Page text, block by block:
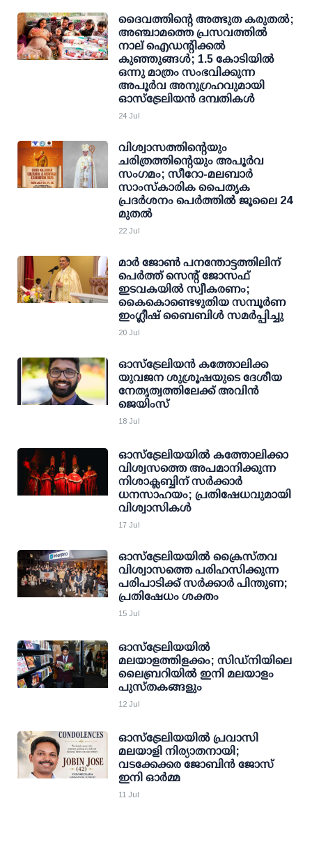
ദൈവത്തിന്റെ അത്ഭുത കരുതൽ;
അഞ്ചാമത്തെ പ്രസവത്തിൽ
നാല് ഐഡന്റിക്കൽ
കുഞ്ഞുങ്ങൾ; 1.5 കോടിയിൽ
ഒന്നു മാത്രം സംഭവിക്കുന്ന
അപൂർവ അനുഗ്രഹവുമായി
ഓസ്ട്രേലിയൻ ദമ്പതികൾ
24 Jul
വിശ്വാസത്തിന്റെയും
ചരിത്രത്തിന്റെയും അപൂർവ
സംഗമം; സീറോ-മലബാർ
സാംസ്കാരിക പൈതൃക
പ്രദർശനം പെർത്തിൽ ജൂലൈ 24
മുതൽ
22 Jul
മാർ ജോൺ പനന്തോട്ടത്തിലിന്
പെർത്ത് സെന്റ് ജോസഫ്
ഇടവകയിൽ സ്വീകരണം;
കൈകൊണ്ടെഴുതിയ സമ്പൂർണ
ഇംഗ്ലീഷ് ബൈബിൾ സമർപ്പിച്ചു
20 Jul
ഓസ്ട്രേലിയൻ കത്തോലിക്ക
യുവജന ശുശ്രൂഷയുടെ ദേശീയ
നേതൃത്വത്തിലേക്ക് അവിൻ
ജെയിംസ്
18 Jul
ഓസ്ട്രേലിയയിൽ കത്തോലിക്കാ
വിശ്വസത്തെ അപമാനിക്കുന്ന
നിശാക്ലബ്ബിന് സർക്കാർ
ധനസാഹയം; പ്രതിഷേധവുമായി
വിശ്വാസികൾ
17 Jul
ഓസ്‌ട്രേലിയയിൽ ക്രൈസ്തവ
വിശ്വാസത്തെ പരിഹസിക്കുന്ന
പരിപാടിക്ക് സർക്കാർ പിന്തുണ;
പ്രതിഷേധം ശക്തം
15 Jul
ഓസ്‌ട്രേലിയയിൽ
മലയാളത്തിളക്കം; സിഡ്നിയിലെ
ലൈബ്രറിയിൽ ഇനി മലയാളം
പുസ്തകങ്ങളും
12 Jul
ഓസ്‌ട്രേലിയയിൽ പ്രവാസി
മലയാളി നിര്യാതനായി;
വടക്കേക്കര ജോബിൻ ജോസ്
ഇനി ഓർമ്മ
11 Jul